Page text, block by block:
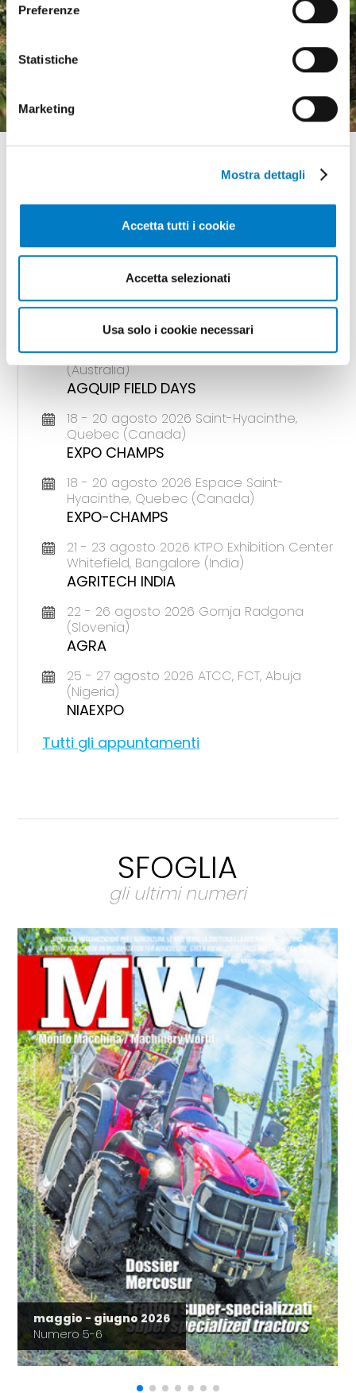
Preferenze
Statistiche
Marketing
Mostra dettagli
Accetta tutti i cookie
Accetta selezionati
Usa solo i cookie necessari
in crescita ma pesa
GLI APPUNTAMENTI
della meccanizzazione
18 - 20 agosto 2026 Gunnedah, Nsw
(Australia)
AGQUIP FIELD DAYS
18 - 20 agosto 2026 Saint-Hyacinthe,
Quebec (Canada)
EXPO CHAMPS
18 - 20 agosto 2026 Espace Saint-
Hyacinthe, Quebec (Canada)
EXPO-CHAMPS
21 - 23 agosto 2026 KTPO Exhibition Center
Whitefield, Bangalore (India)
AGRITECH INDIA
22 - 26 agosto 2026 Gornja Radgona
(Slovenia)
AGRA
25 - 27 agosto 2026 ATCC, FCT, Abuja
(Nigeria)
NIAEXPO
Tutti gli appuntamenti
SFOGLIA
gli ultimi numeri
maggio - giugno 2026
Numero 5-6